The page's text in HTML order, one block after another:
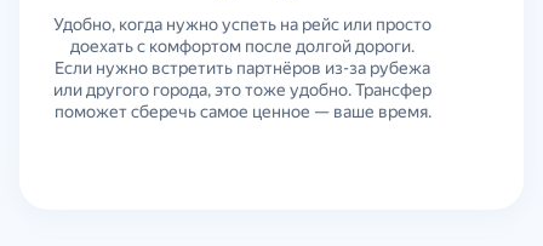
Удобно, когда нужно успеть на рейс или просто
доехать с комфортом после долгой дороги.
Если нужно встретить партнёров из-за рубежа
или другого города, это тоже удобно. Трансфер
поможет сберечь самое ценное — ваше время.